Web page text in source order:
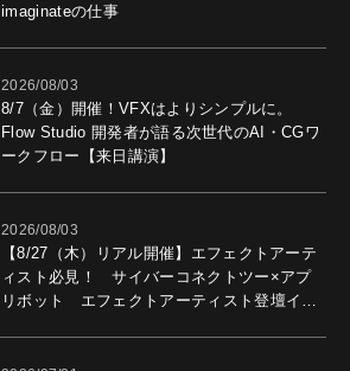
imaginateの仕事
2026/08/03
8/7（金）開催！VFXはよりシンプルに。
Flow Studio 開発者が語る次世代のAI・CGワ
ークフロー【来日講演】
2026/08/03
【8/27（木）リアル開催】エフェクトアーテ
ィスト必見！ サイバーコネクトツー×アプ
リボット エフェクトアーティスト登壇イベ